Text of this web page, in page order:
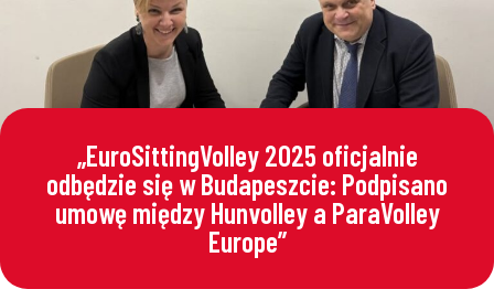
„EuroSittingVolley 2025 oficjalnie
odbędzie się w Budapeszcie: Podpisano
umowę między Hunvolley a ParaVolley
Europe”